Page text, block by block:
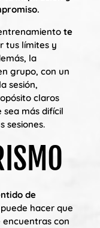
te
tus límites y
la
grupo, con un
sesión,
claros
sea más difícil
sesiones.
de
hacer que
encuentras con